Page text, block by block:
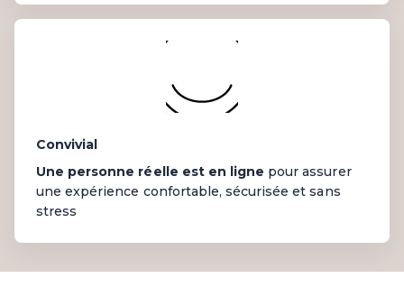
Convivial
Une personne réelle est en ligne pour assurer
une expérience confortable, sécurisée et sans
stress